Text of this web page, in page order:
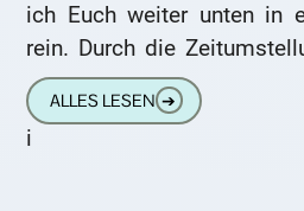
ich Euch weiter unten in
rein. Durch die
zuvor waren noch wenige
ALLES LESEN ➔
i